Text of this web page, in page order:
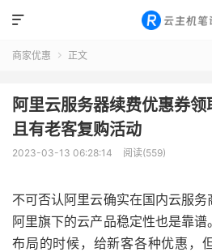

商家优惠  正文
阿里云服务器续费优惠券
且有老客复购活动
2023-03-13 06:28:14 阅读(559)
不可否认阿里云确实在国内云服
阿里旗下的云产品稳定性也是靠
布局的时候，给新客各种优惠，